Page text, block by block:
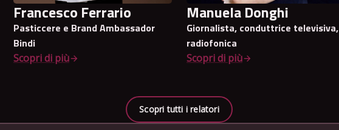
Francesco Ferrario
Pasticcere e Brand Ambassador
Bindi
Scopri di più
Manuela Donghi
Giornalista, conduttrice televisiva,
radiofonica
Scopri di più
Scopri tutti i relatori